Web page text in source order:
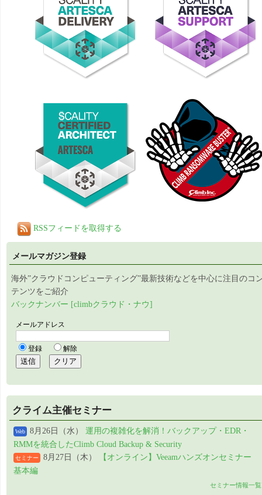
RSSフィードを取得する
メールマガジン登録
海外”クラウドコンピューティング”最新技術などを中心に注目のコ
テンツをご紹介
バックナンバー [climbクラウド・ナウ]
クライム主催セミナー
Web 8月26日（水） 運用の複雑化を解消！バックアップ・EDR・
RMMを統合したClimb Cloud Backup & Security
セミナー 8月27日（木）
【オンライン】Veeamハンズオンセミナー
基本編
セミナー情報一覧